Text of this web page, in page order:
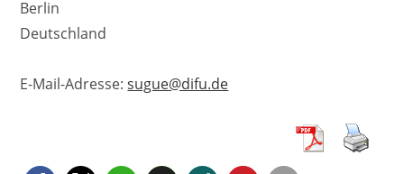
Berlin
Deutschland
E-Mail-Adresse:sugue@difu.de